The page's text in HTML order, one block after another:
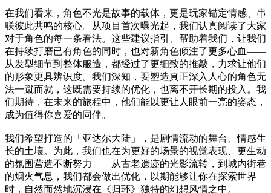
在我们看来，角色不光是故事的载体，更是玩家锚定情感、串
联彼此共鸣的核心。从项目首次曝光起，我们认真阅读了大家
对于角色的每一条看法。这些建议指引、帮助着我们，让我们
在持续打磨已有角色的同时，也对新角色倾注了更多心血——
从发型细节到整体服造，都经过了更细致的推敲，力求让他们
的形象更具辨识度。我们深知，要塑造真正深入人心的角色无
法一蹴而就，这既需要持续的优化，也离不开长期的投入。我
们期待，在未来的旅程中，他们能以更让人眼前一亮的姿态，
成为值得你喜爱的同伴。
我们希望打造的「亚达尔大陆」，是剧情流动的舞台、情感生
长的土壤。为此，我们也在为更好的场景的视觉表现、更生动
的氛围营造不断努力——从古老遗迹的光影流转，到城内街巷
的烟火气息，我们都会做出优化，以期能够让你在探索世界
时，自然而然地沉浸在《归环》独特的幻想风情之中。